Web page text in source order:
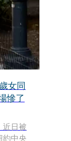
女同
慘了
近日被
約中央